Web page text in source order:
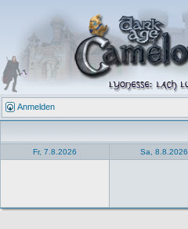
Anmelden
Fr, 7.8.2026 Sa, 8.8.2026